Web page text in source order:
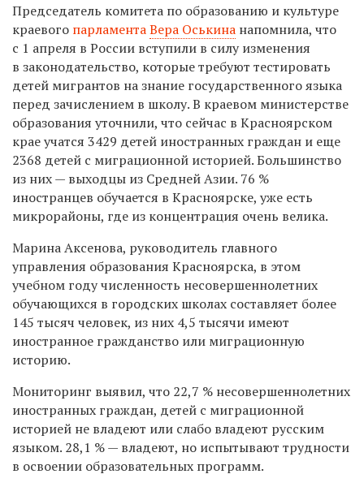
Председатель комитета по образованию и культуре
краевого парламентаВера Оськина напомнила, что
с 1 апреля в России вступили в силу изменения
в законодательство, которые требуют тестировать
детей мигрантов на знание государственного языка
перед зачислением в школу. В краевом министерстве
образования уточнили, что сейчас в Красноярском
крае учатся 3429 детей иностранных граждан и еще
2368 детей с миграционной историей. Большинство
из них — выходцы из Средней Азии. 76 %
иностранцев обучается в Красноярске, уже есть
микрорайоны, где из концентрация очень велика.
Марина Аксенова, руководитель главного
управления образования Красноярска, в этом
учебном году численность несовершеннолетних
обучающихся в городских школах составляет более
145 тысяч человек, из них 4,5 тысячи имеют
иностранное гражданство или миграционную
историю.
Мониторинг выявил, что 22,7 % несовершеннолетних
иностранных граждан, детей с миграционной
историей не владеют или слабо владеют русским
языком. 28,1 % — владеют, но испытывают трудности
в освоении образовательных программ.